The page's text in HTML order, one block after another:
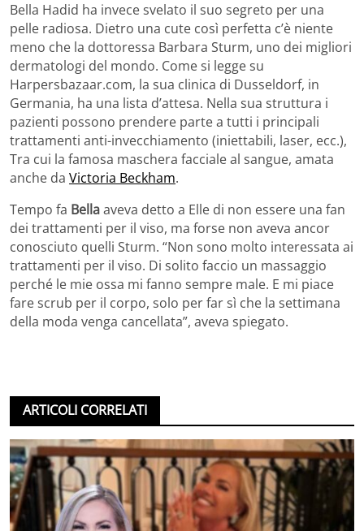
Bella Hadid ha invece svelato il suo segreto per una
pelle radiosa. Dietro una cute così perfetta c’è niente
meno che la dottoressa Barbara Sturm, uno dei migliori
dermatologi del mondo. Come si legge su
Harpersbazaar.com, la sua clinica di Dusseldorf, in
Germania, ha una lista d’attesa. Nella sua struttura i
pazienti possono prendere parte a tutti i principali
trattamenti anti-invecchiamento (iniettabili, laser, ecc.),
Tra cui la famosa maschera facciale al sangue, amata
anche da Victoria Beckham.
Tempo fa Bellaaveva detto a Elle di non essere una fan
dei trattamenti per il viso, ma forse non aveva ancor
conosciuto quelli Sturm. “Non sono molto interessata ai
trattamenti per il viso. Di solito faccio un massaggio
perché le mie ossa mi fanno sempre male. E mi piace
fare scrub per il corpo, solo per far sì che la settimana
della moda venga cancellata”, aveva spiegato.
ARTICOLI CORRELATI